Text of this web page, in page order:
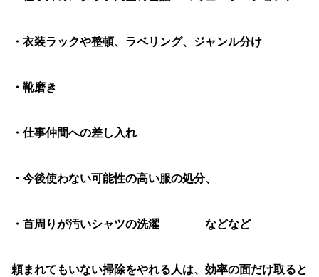
・衣装ラックや整頓、ラベリング、ジャンル分け
・靴磨き
・仕事仲間への差し入れ
・今後使わない可能性の高い服の処分、
・首周りが汚いシャツの洗濯 などなど
頼まれてもいない掃除をやれる人は、効率の面だけ取ると